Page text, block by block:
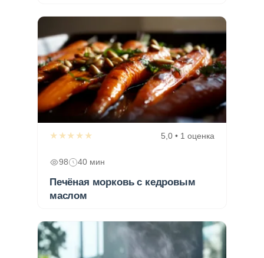
★★★★★ 5,0 • 1 оценка
98 40 мин
Печёная морковь с кедровым
маслом